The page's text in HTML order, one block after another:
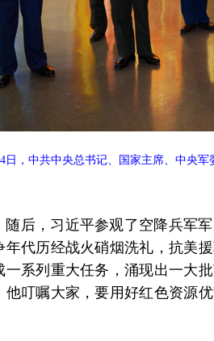
日，中共中央总书记、国家主席、中央
，习近平参观了空降兵军军
年代历经战火硝烟洗礼，抗美
一系列重大任务，涌现出一大
他叮嘱大家，要用好红色资源